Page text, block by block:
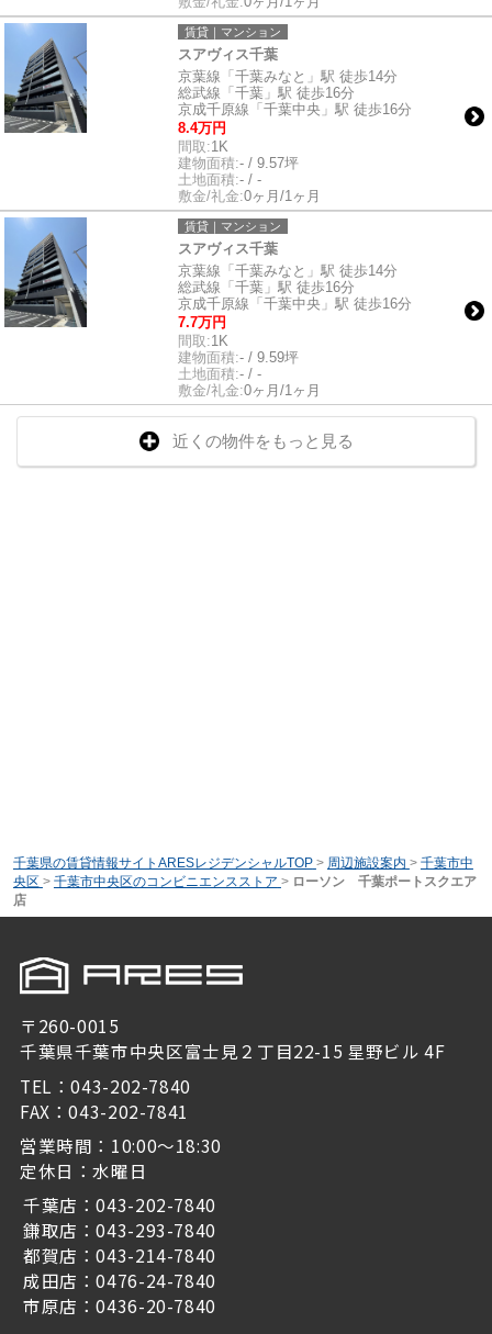
賃貸｜マンション
スアヴィス千葉
京葉線「千葉みなと」駅 徒歩14分
総武線「千葉」駅 徒歩16分
京成千原線「千葉中央」駅 徒歩16分
8.4万円
間取:1K
建物面積:- / 9.57坪
土地面積:- / -
敷金/礼金:0ヶ月/1ヶ月
賃貸｜マンション
スアヴィス千葉
京葉線「千葉みなと」駅 徒歩14分
総武線「千葉」駅 徒歩16分
京成千原線「千葉中央」駅 徒歩16分
7.7万円
間取:1K
建物面積:- / 9.59坪
土地面積:- / -
敷金/礼金:0ヶ月/1ヶ月
近くの物件をもっと見る
千葉県の賃貸情報サイトARESレジデンシャルTOP > 周辺施設案内 > 千葉市中
央区 > 千葉市中央区のコンビニエンスストア > ローソン 千葉ポートスクエア
店
〒260-0015
千葉県千葉市中央区富士見２丁目22-15 星野ビル 4F
TEL：043-202-7840
FAX：043-202-7841
営業時間：10:00～18:30
定休日：水曜日
千葉店：043-202-7840
鎌取店：043-293-7840
都賀店：043-214-7840
成田店：0476-24-7840
市原店：0436-20-7840